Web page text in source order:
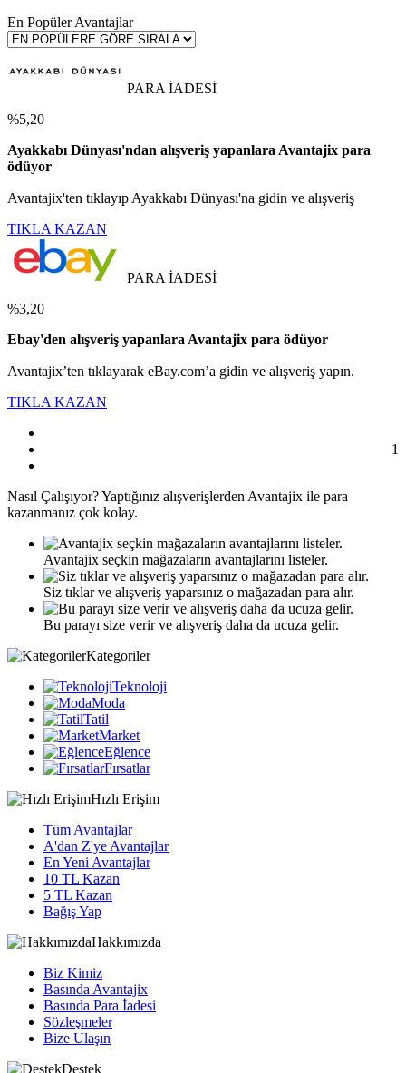
En Popüler Avantajlar
PARA İADESİ
%5,20
Ayakkabı Dünyası'ndan alışveriş yapanlara Avantajix para
ödüyor
Avantajix'ten tıklayıp Ayakkabı Dünyası'na gidin ve alışveriş
TIKLA KAZAN
PARA İADESİ
%3,20
Ebay'den alışveriş yapanlara Avantajix para ödüyor
Avantajix’ten tıklayarak eBay.com’a gidin ve alışveriş yapın.
TIKLA KAZAN
1
Nasıl Çalışıyor?Yaptığınız alışverişlerden Avantajix ile para
kazanmanız çok kolay.
Avantajix seçkin mağazaların avantajlarını listeler.
Siz tıklar ve alışveriş yaparsınız o mağazadan para alır.
Bu parayı size verir ve alışveriş daha da ucuza gelir.
Kategoriler
Teknoloji
Moda
Tatil
Market
Eğlence
Fırsatlar
Hızlı Erişim
Tüm Avantajlar
A'dan Z'ye Avantajlar
En Yeni Avantajlar
10 TL Kazan
5 TL Kazan
Bağış Yap
Hakkımızda
Biz Kimiz
Basında Avantajix
Basında Para İadesi
Sözleşmeler
Bize Ulaşın
Destek